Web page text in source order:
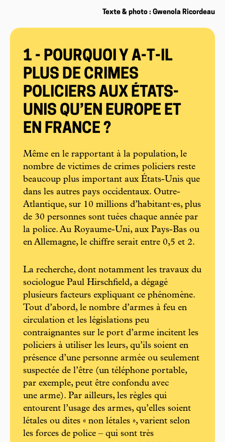
Texte & photo : Gwenola Ricordeau
1 - POURQUOI Y A-T-IL
PLUS DE CRIMES
POLICIERS AUX ÉTATS-
UNIS QU’EN EUROPE ET
EN FRANCE ?
Même en le rapportant à la population, le
nombre de victimes de crimes policiers reste
beaucoup plus important aux États-Unis que
dans les autres pays occidentaux. Outre-
Atlantique, sur 10 millions d’habitant·es, plus
de 30 personnes sont tuées chaque année par
la police. Au Royaume-Uni, aux Pays-Bas ou
en Allemagne, le chiffre serait entre 0,5 et 2.
La recherche, dont notamment les travaux du
sociologue Paul Hirschfield, a dégagé
plusieurs facteurs expliquant ce phénomène.
Tout d’abord, le nombre d’armes à feu en
circulation et les législations peu
contraignantes sur le port d’arme incitent les
policiers à utiliser les leurs, qu’ils soient en
présence d’une personne armée ou seulement
suspectée de l’être (un téléphone portable,
par exemple, peut être confondu avec
une arme). Par ailleurs, les règles qui
entourent l’usage des armes, qu’elles soient
létales ou dites « non létales », varient selon
les forces de police – qui sont très